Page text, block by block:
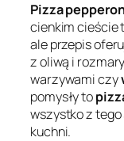
Pizza
cienkim cieście
ale przepis
z oliwą i
warzywami czy
pomysły to
wszystko z
kuchni.